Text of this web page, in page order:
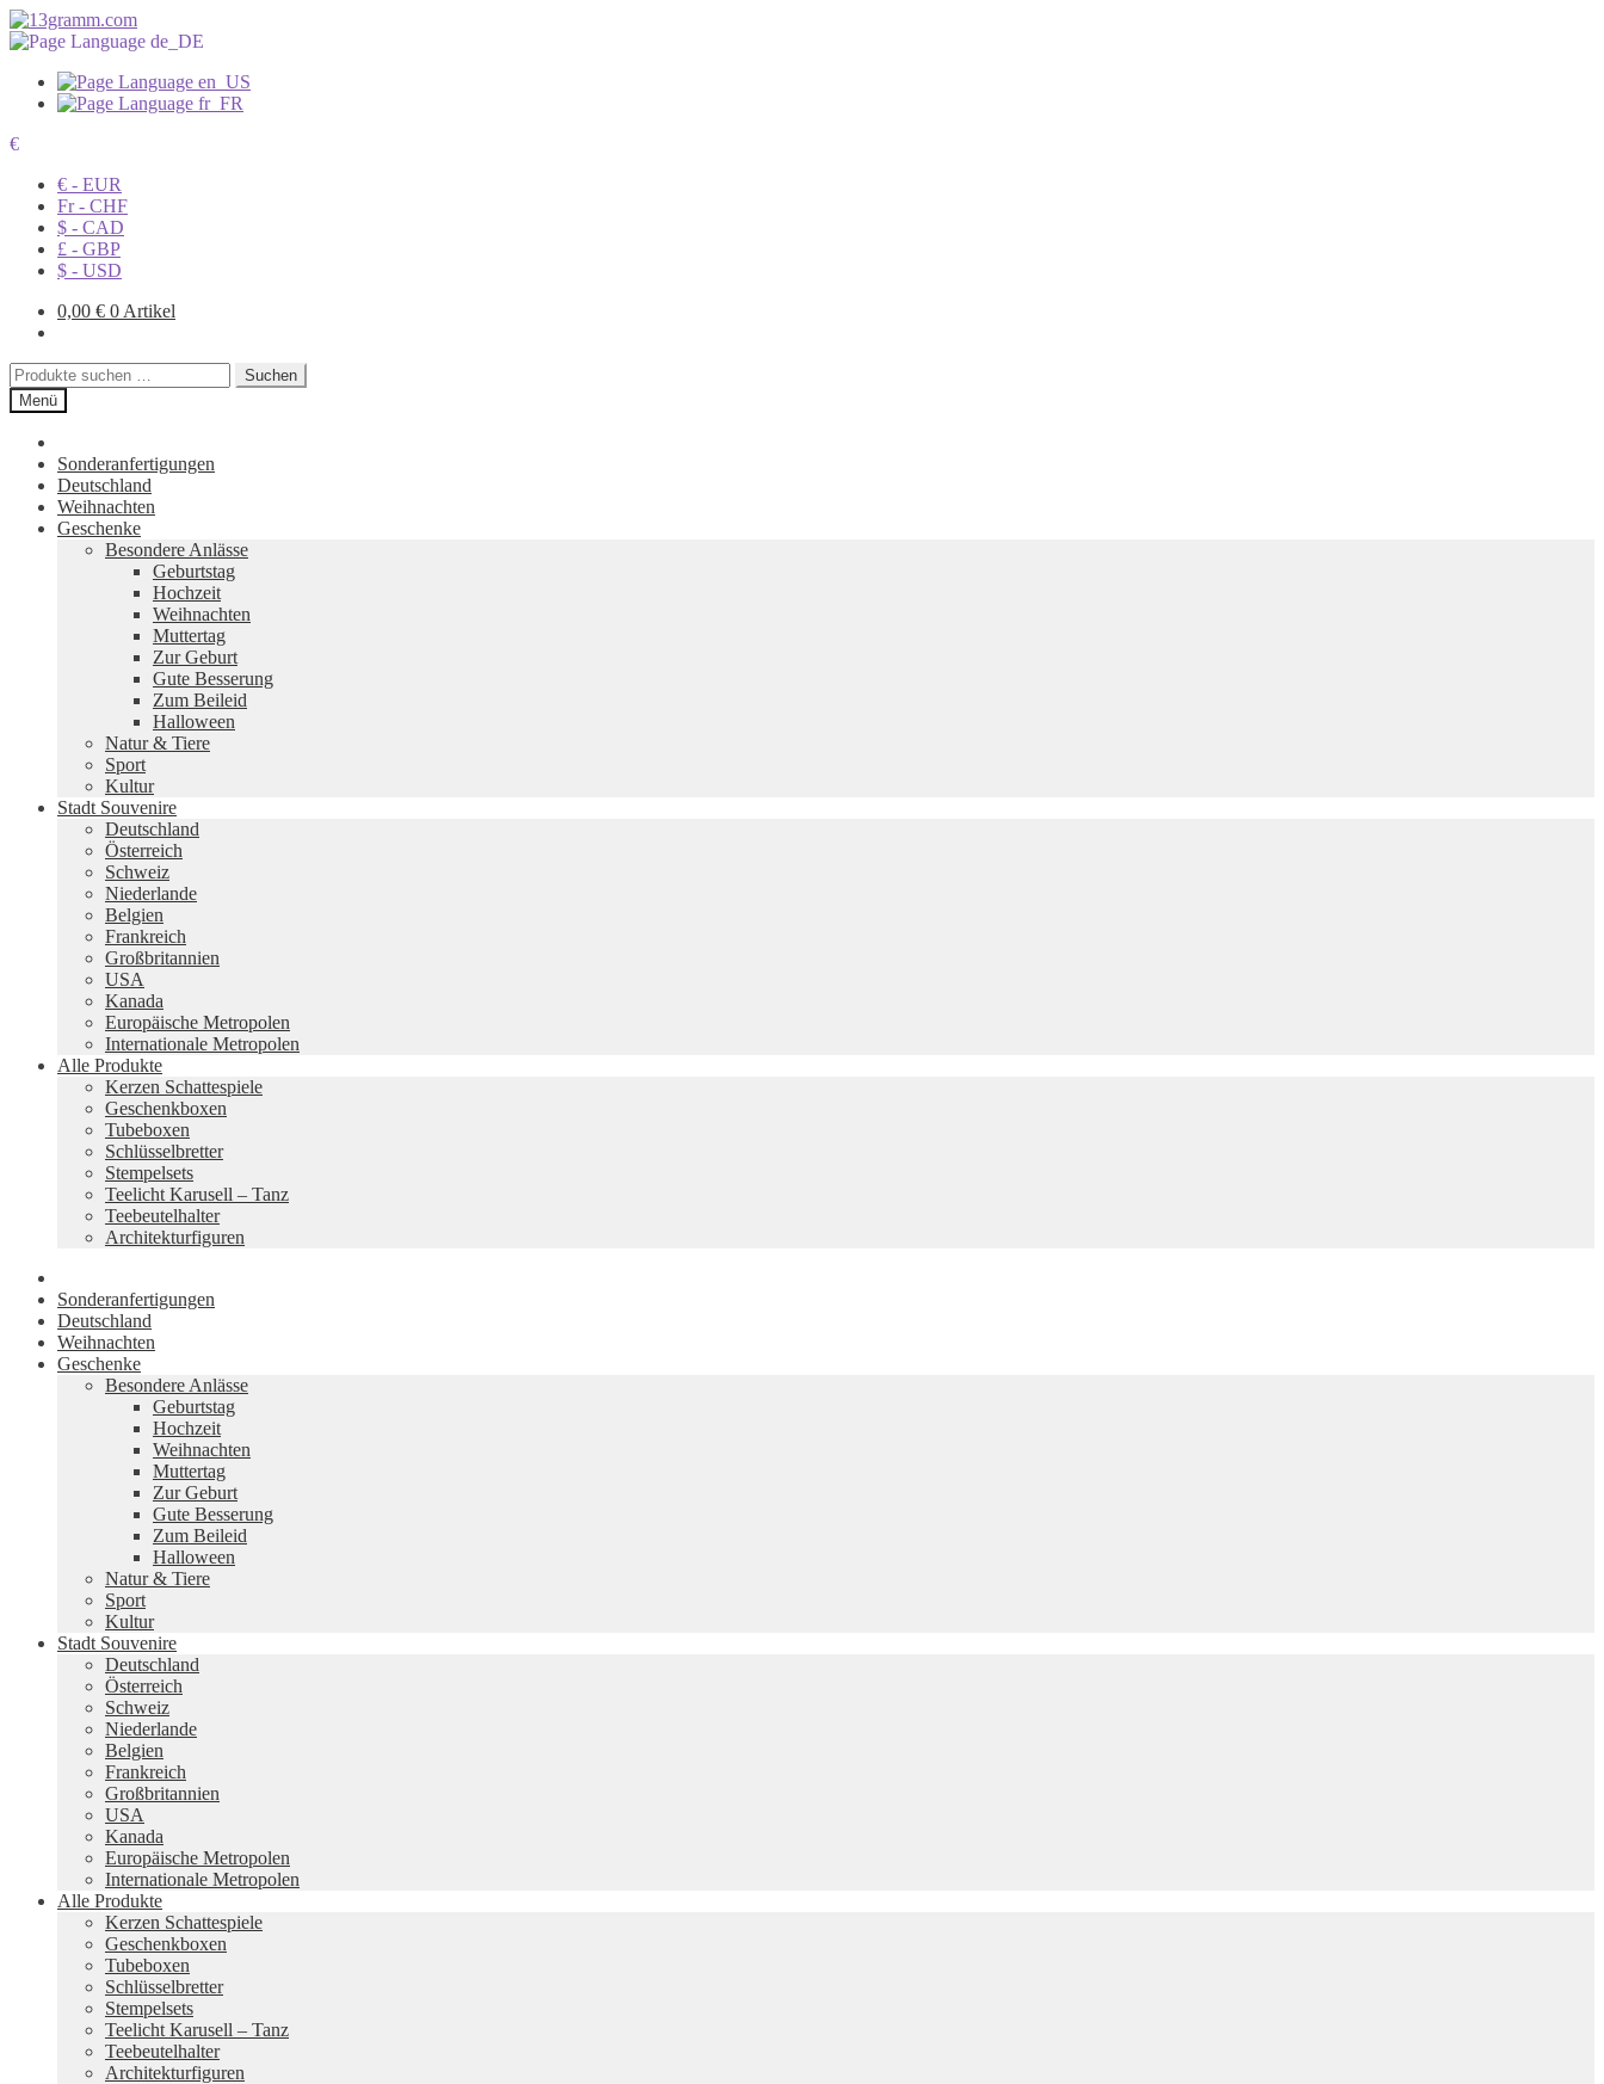
€
€ - EUR
Fr - CHF
$ - CAD
£ - GBP
$ - USD
0,00 € 0 Artikel
Suchen
nach:
Suchen
Menü
Sonderanfertigungen
Deutschland
Weihnachten
Geschenke
Besondere Anlässe
Geburtstag
Hochzeit
Weihnachten
Muttertag
Zur Geburt
Gute Besserung
Zum Beileid
Halloween
Natur & Tiere
Sport
Kultur
Stadt Souvenire
Deutschland
Österreich
Schweiz
Niederlande
Belgien
Frankreich
Großbritannien
USA
Kanada
Europäische Metropolen
Internationale Metropolen
Alle Produkte
Kerzen Schattespiele
Geschenkboxen
Tubeboxen
Schlüsselbretter
Stempelsets
Teelicht Karusell – Tanz
Teebeutelhalter
Architekturfiguren
Sonderanfertigungen
Deutschland
Weihnachten
Geschenke
Besondere Anlässe
Geburtstag
Hochzeit
Weihnachten
Muttertag
Zur Geburt
Gute Besserung
Zum Beileid
Halloween
Natur & Tiere
Sport
Kultur
Stadt Souvenire
Deutschland
Österreich
Schweiz
Niederlande
Belgien
Frankreich
Großbritannien
USA
Kanada
Europäische Metropolen
Internationale Metropolen
Alle Produkte
Kerzen Schattespiele
Geschenkboxen
Tubeboxen
Schlüsselbretter
Stempelsets
Teelicht Karusell – Tanz
Teebeutelhalter
Architekturfiguren